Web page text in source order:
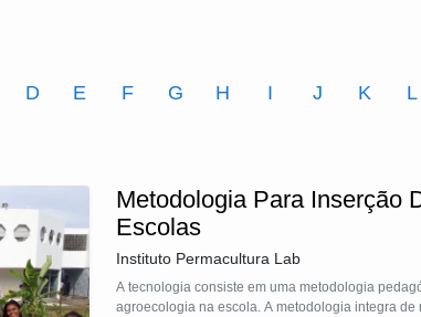
D E F G H I J K L
Metodologia Para Inserção
Escolas
Instituto Permacultura Lab
A tecnologia consiste em uma metodologia pedagógica inovadora de base teórico-prática
agroecologia na escola. A metodologia integra